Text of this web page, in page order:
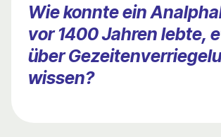
Wie konnte ein
vor 1400 Jahren lebte,
über
wissen?